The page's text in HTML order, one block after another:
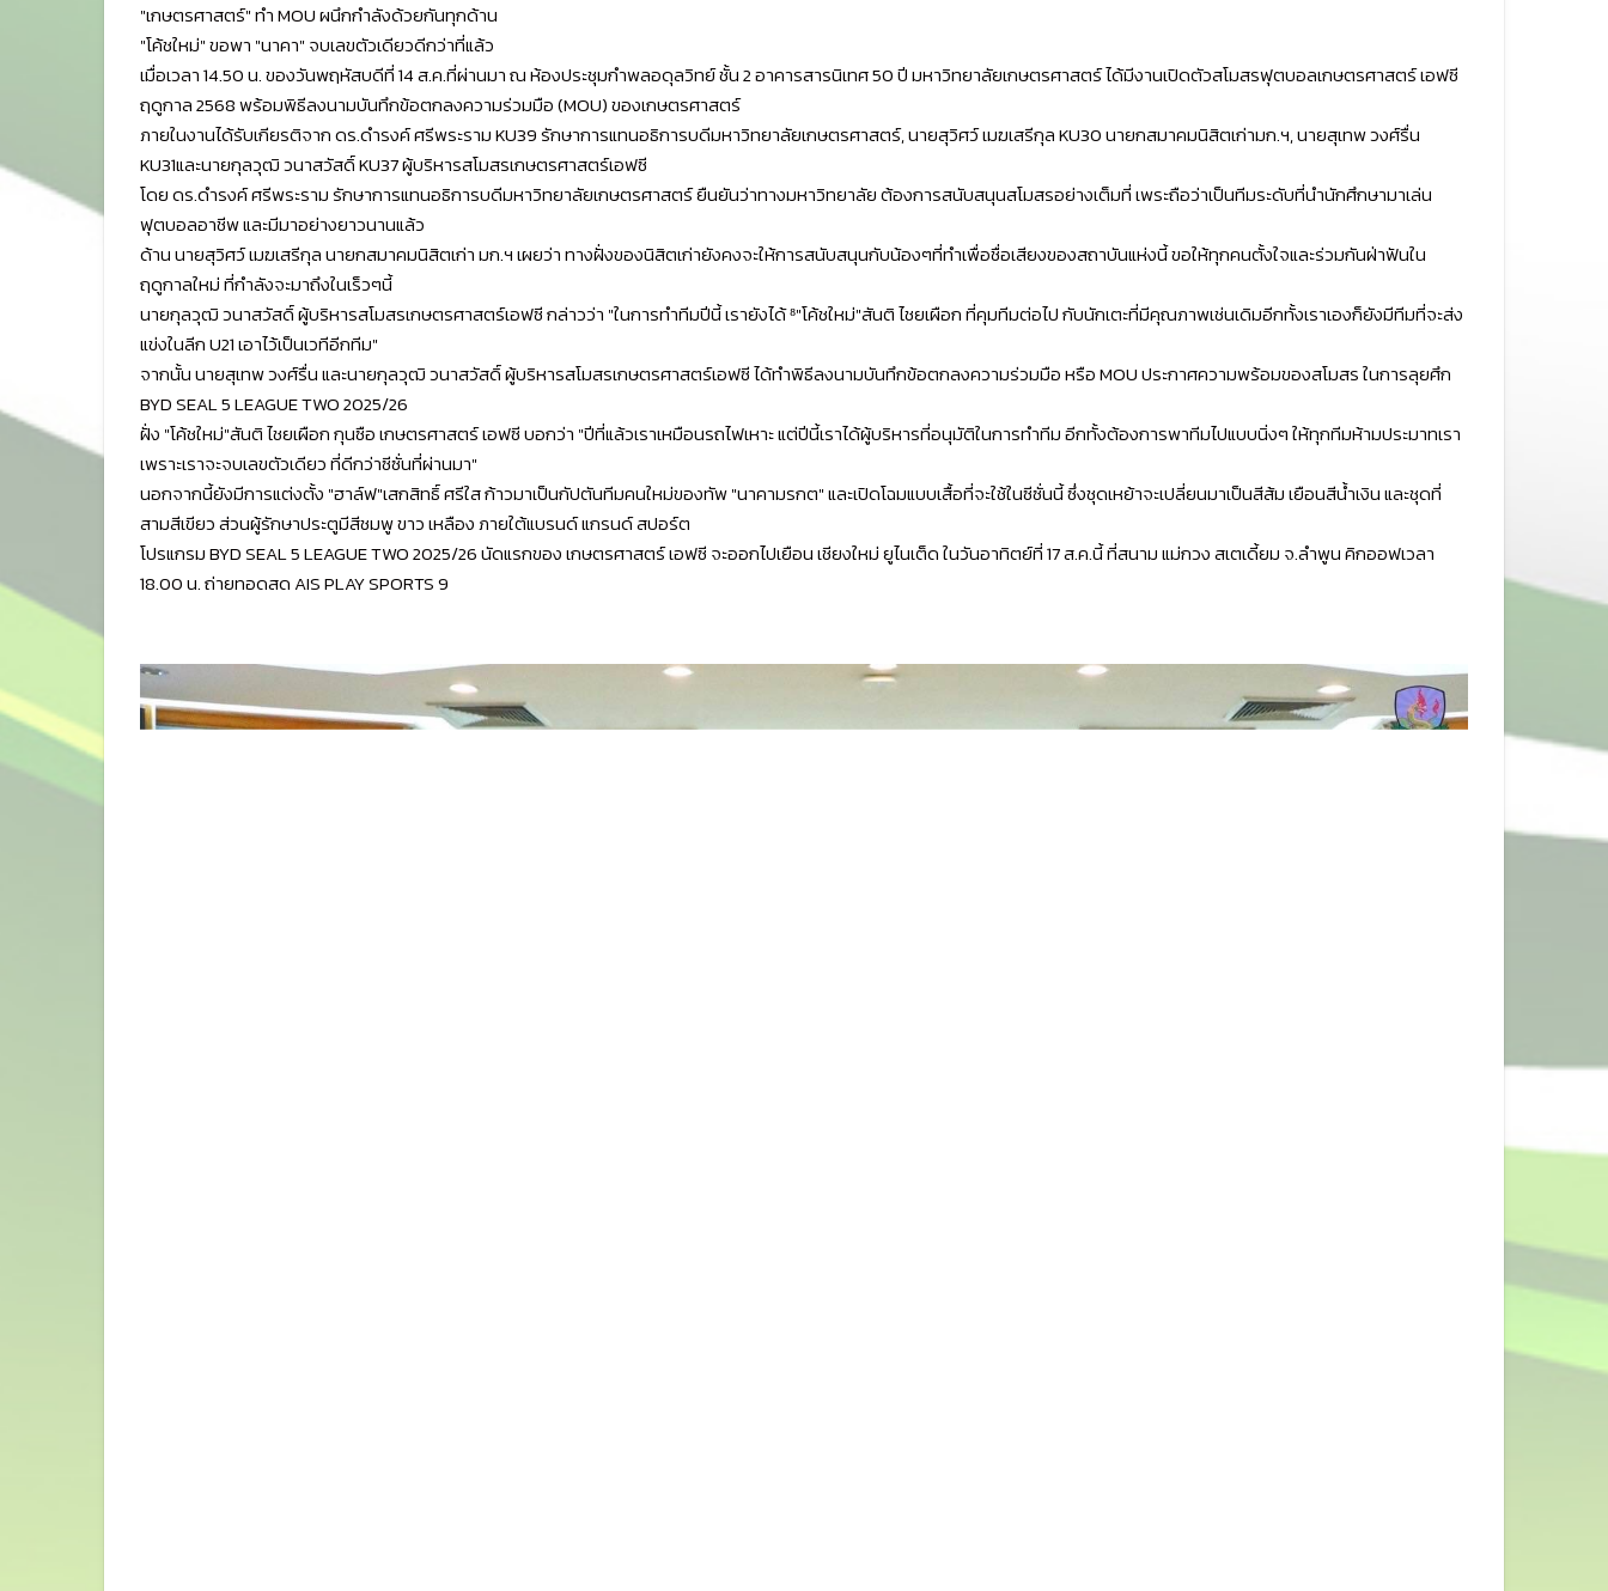
"เกษตรศาสตร์" ทำ MOU ผนึกกำลังด้วยกันทุกด้าน
"โค้ชใหม่" ขอพา "นาคา" จบเลขตัวเดียวดีกว่าที่แล้ว
เมื่อเวลา 14.50 น. ของวันพฤหัสบดีที่ 14 ส.ค.ที่ผ่านมา ณ ห้องประชุมกำพลอดุลวิทย์ ชั้น 2 อาคารสารนิเทศ 50 ปี มหาวิทยาลัยเกษตรศาสตร์ ได้มีงานเปิดตัวสโมสรฟุตบอลเกษตรศาสตร์ เอฟซี
ฤดูกาล 2568 พร้อมพิธีลงนามบันทึกข้อตกลงความร่วมมือ (MOU) ของเกษตรศาสตร์
ภายในงานได้รับเกียรติจาก ดร.ดำรงค์ ศรีพระราม KU39 รักษาการแทนอธิการบดีมหาวิทยาลัยเกษตรศาสตร์, นายสุวิศว์ เมฆเสรีกุล KU30 นายกสมาคมนิสิตเก่ามก.ฯ, นายสุเทพ วงศ์รื่น
KU31และนายกุลวุฒิ วนาสวัสดิ์ KU37 ผู้บริหารสโมสรเกษตรศาสตร์เอฟซี
โดย ดร.ดำรงค์ ศรีพระราม รักษาการแทนอธิการบดีมหาวิทยาลัยเกษตรศาสตร์ ยืนยันว่าทางมหาวิทยาลัย ต้องการสนับสนุนสโมสรอย่างเต็มที่ เพระถือว่าเป็นทีมระดับที่นำนักศึกษามาเล่น
ฟุตบอลอาชีพ และมีมาอย่างยาวนานแล้ว
ด้าน นายสุวิศว์ เมฆเสรีกุล นายกสมาคมนิสิตเก่า มก.ฯ เผยว่า ทางฝั่งของนิสิตเก่ายังคงจะให้การสนับสนุนกับน้องๆที่ทำเพื่อชื่อเสียงของสถาบันแห่งนี้ ขอให้ทุกคนตั้งใจและร่วมกันฝ่าฟันใน
ฤดูกาลใหม่ ที่กำลังจะมาถึงในเร็วๆนี้
นายกุลวุฒิ วนาสวัสดิ์ ผู้บริหารสโมสรเกษตรศาสตร์เอฟซี กล่าวว่า "ในการทำทีมปีนี้ เรายังได้ ⁸"โค้ชใหม่"สันติ ไชยเผือก ที่คุมทีมต่อไป กับนักเตะที่มีคุณภาพเช่นเดิมอีกทั้งเราเองก็ยังมีทีมที่จะส่ง
แข่งในลีก U21 เอาไว้เป็นเวทีอีกทีม"
จากนั้น นายสุเทพ วงศ์รื่น และนายกุลวุฒิ วนาสวัสดิ์ ผู้บริหารสโมสรเกษตรศาสตร์เอฟซี ได้ทำพิธีลงนามบันทึกข้อตกลงความร่วมมือ หรือ MOU ประกาศความพร้อมของสโมสร ในการลุยศึก
BYD SEAL 5 LEAGUE TWO 2025/26
ฝั่ง "โค้ชใหม่"สันติ ไชยเผือก กุนซือ เกษตรศาสตร์ เอฟซี บอกว่า "ปีที่แล้วเราเหมือนรถไฟเหาะ แต่ปีนี้เราได้ผู้บริหารที่อนุมัติในการทำทีม อีกทั้งต้องการพาทีมไปแบบนิ่งๆ ให้ทุกทีมห้ามประมาทเรา
เพราะเราจะจบเลขตัวเดียว ที่ดีกว่าซีซั่นที่ผ่านมา"
นอกจากนี้ยังมีการแต่งตั้ง "ฮาล์ฟ"เสกสิทธิ์ ศรีใส ก้าวมาเป็นกัปตันทีมคนใหม่ของทัพ "นาคามรกต" และเปิดโฉมแบบเสื้อที่จะใช้ในซีซั่นนี้ ซึ่งชุดเหย้าจะเปลี่ยนมาเป็นสีส้ม เยือนสีน้ำเงิน และชุดที่
สามสีเขียว ส่วนผู้รักษาประตูมีสีชมพู ขาว เหลือง ภายใต้แบรนด์ แกรนด์ สปอร์ต
โปรแกรม BYD SEAL 5 LEAGUE TWO 2025/26 นัดแรกของ เกษตรศาสตร์ เอฟซี จะออกไปเยือน เชียงใหม่ ยูไนเต็ด ในวันอาทิตย์ที่ 17 ส.ค.นี้ ที่สนาม แม่กวง สเตเดี้ยม จ.ลำพูน คิกออฟเวลา
18.00 น. ถ่ายทอดสด AIS PLAY SPORTS 9